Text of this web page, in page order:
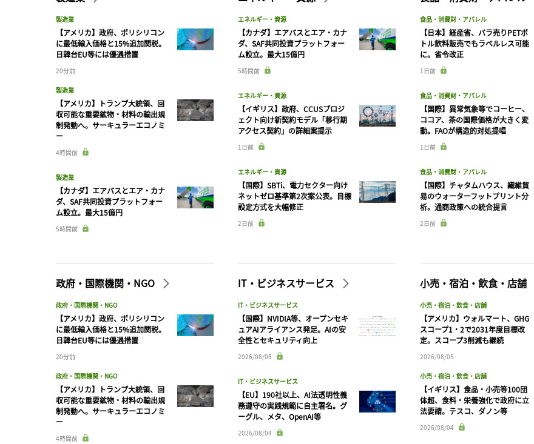
製造業
【アメリカ】政府、ポリシリコン
に最低輸入価格と15%追加関税。
日韓台EU等には優遇措置
20分前
製造業
【アメリカ】トランプ大統領、回
収可能な重要鉱物・材料の輸出規
制発動へ。サーキュラーエコノミ
ー
4時間前
製造業
【カナダ】エアバスとエア・カナ
ダ、SAF共同投資プラットフォー
ム設立。最大15億円
5時間前
エネルギー・資源
【カナダ】エアバスとエア・カナ
ダ、SAF共同投資プラットフォー
ム設立。最大15億円
5時間前
エネルギー・資源
【イギリス】政府、CCUSプロジ
ェクト向け新契約モデル「移行期
アクセス契約」の詳細案提示
1日前
エネルギー・資源
【国際】SBTi、電力セクター向け
ネットゼロ基準第2次案公表。目標
設定方式を大幅修正
2日前
食品・消費財・アパレル
【日本】経産省、バラ売りPETボ
トル飲料販売でもラベルレス可能
に。省令改正
1日前
食品・消費財・アパレル
【国際】異常気象等でコーヒー、
ココア、茶の国際価格が大きく変
動。FAOが構造的対処提唱
1日前
食品・消費財・アパレル
【国際】チャタムハウス、繊維貿
易のウォーターフットプリント分
析。通商政策への統合提言
2日前
政府・国際機関・NGO
政府・国際機関・NGO
【アメリカ】政府、ポリシリコン
に最低輸入価格と15%追加関税。
日韓台EU等には優遇措置
20分前
政府・国際機関・NGO
【アメリカ】トランプ大統領、回
収可能な重要鉱物・材料の輸出規
制発動へ。サーキュラーエコノミ
ー
4時間前
IT・ビジネスサービス
IT・ビジネスサービス
【国際】NVIDIA等、オープンセキ
ュアAIアライアンス発足。AIの安
全性とセキュリティ向上
2026/08/05
IT・ビジネスサービス
【EU】190社以上、AI法透明性義
務遵守の実践規範に自主署名。グ
ーグル、メタ、OpenAI等
2026/08/04
小売・宿泊・飲食・店舗
小売・宿泊・飲食・店舗
【アメリカ】ウォルマート、GHG
スコープ1・2で2031年度目標改
定。スコープ3削減も継続
2026/08/05
小売・宿泊・飲食・店舗
【イギリス】食品・小売等100団
体超、食料・栄養強化で政府に立
法要請。テスコ、ダノン等
2026/08/04
記事をお気に入りに保存するには